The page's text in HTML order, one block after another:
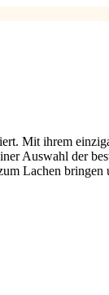
Mit ihrem
Auswahl der
Lachen bringen